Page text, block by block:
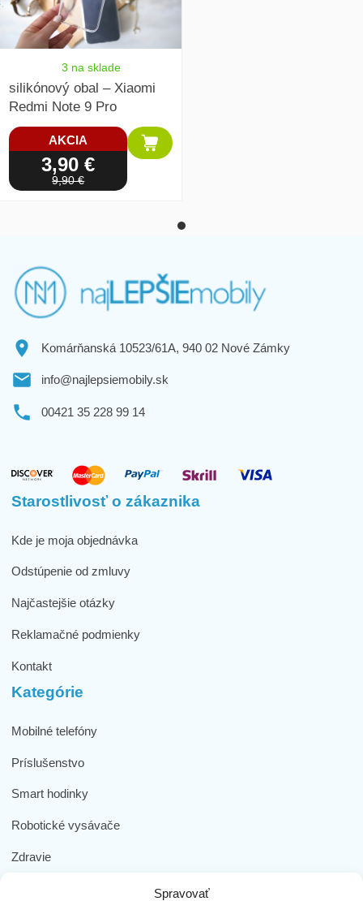
Spravovať
3 na sklade
silikónový obal – Xiaomi
Redmi Note 9 Pro
AKCIA
3,90 €
9,90 €
Komárňanská 10523/61A, 940 02 Nové Zámky
info@najlepsiemobily.sk
00421 35 228 99 14
Starostlivosť o zákaznika
Kde je moja objednávka
Odstúpenie od zmluvy
Najčastejšie otázky
Reklamačné podmienky
Kontakt
Kategórie
Mobilné telefóny
Príslušenstvo
Smart hodinky
Robotické vysávače
Zdravie